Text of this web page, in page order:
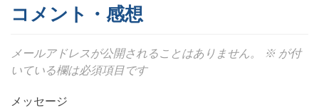
コメント・感想
メールアドレスが公開されることはありません。 ※ が付
いている欄は必須項目です
メッセージ